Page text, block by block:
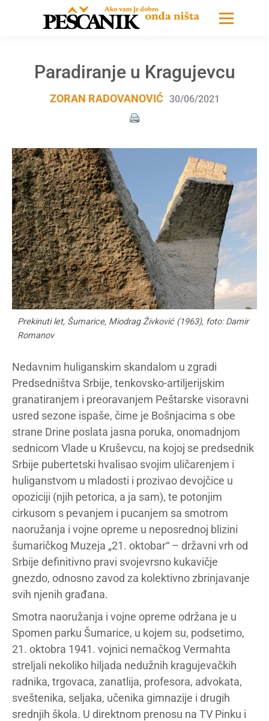
Paradiranje u Kragujevcu
ZORAN RADOVANOVIĆ 30/06/2021
Prekinuti let, Šumarice, Miodrag Živković (1963), foto: Damir
Romanov
Nedavnim huliganskim skandalom u zgradi
Predsedništva Srbije, tenkovsko-artiljerijskim
granatiranjem i preoravanjem Peštarske visoravni
usred sezone ispaše, čime je Bošnjacima s obe
strane Drine poslata jasna poruka, onomadnjom
sednicom Vlade u Kruševcu, na kojoj se predsednik
Srbije pubertetski hvalisao svojim uličarenjem i
huliganstvom u mladosti i prozivao devojčice u
opoziciji (njih petorica, a ja sam), te potonjim
cirkusom s pevanjem i pucanjem sa smotrom
naoružanja i vojne opreme u neposrednoj blizini
šumaričkog Muzeja „21. oktobar“ – državni vrh od
Srbije definitivno pravi svojevrsno kukavičje
gnezdo, odnosno zavod za kolektivno zbrinjavanje
svih njenih građana.
Smotra naoružanja i vojne opreme održana je u
Spomen parku Šumarice, u kojem su, podsetimo,
21. oktobra 1941. vojnici nemačkog Vermahta
streljali nekoliko hiljada nedužnih kragujevačkih
radnika, trgovaca, zanatlija, profesora, advokata,
sveštenika, seljaka, učenika gimnazije i drugih
srednjih škola. U direktnom prenosu na TV Pinku i